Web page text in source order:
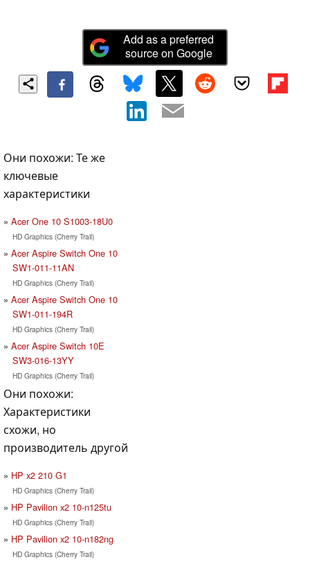
Add as a preferred
source on Google
Они похожи: Те же
ключевые
характеристики
Acer One 10 S1003-18U0
HD Graphics (Cherry Trail)
Acer Aspire Switch One 10
SW1-011-11AN
HD Graphics (Cherry Trail)
Acer Aspire Switch One 10
SW1-011-194R
HD Graphics (Cherry Trail)
Acer Aspire Switch 10E
SW3-016-13YY
HD Graphics (Cherry Trail)
Они похожи:
Характеристики
схожи, но
производитель другой
HP x2 210 G1
HD Graphics (Cherry Trail)
HP Pavilion x2 10-n125tu
HD Graphics (Cherry Trail)
HP Pavilion x2 10-n182ng
HD Graphics (Cherry Trail)